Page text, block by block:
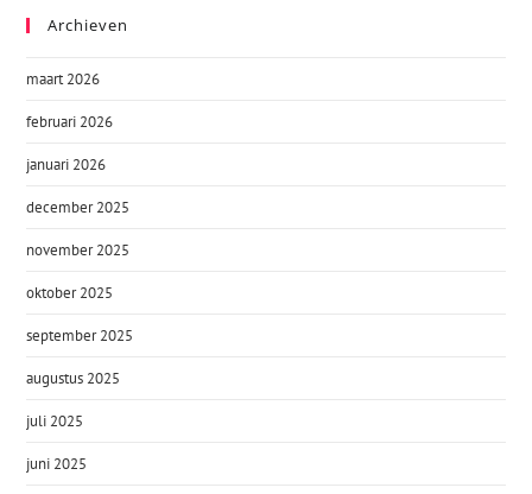
Archieven
maart 2026
februari 2026
januari 2026
december 2025
november 2025
oktober 2025
september 2025
augustus 2025
juli 2025
juni 2025